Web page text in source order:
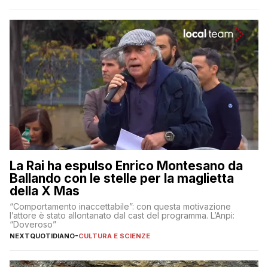
La Rai ha espulso Enrico Montesano da
Ballando con le stelle per la maglietta
della X Mas
“Comportamento inaccettabile”: con questa motivazione
l’attore è stato allontanato dal cast del programma. L’Anpi:
“Doveroso”
NEXTQUOTIDIANO-CULTURA E SCIENZE